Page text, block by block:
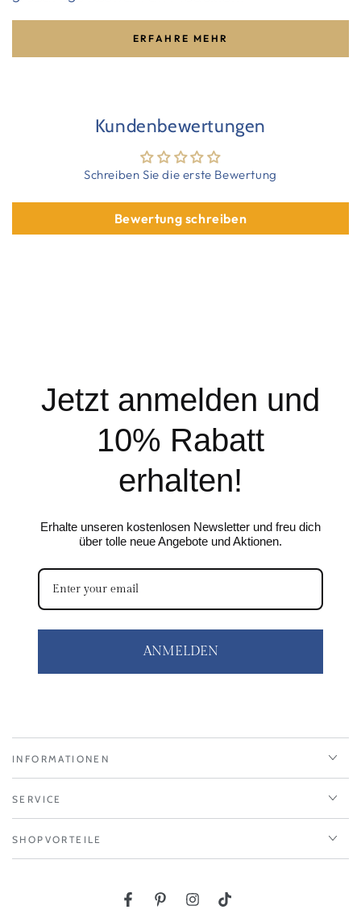
ERFAHRE MEHR
Kundenbewertungen
Schreiben Sie die erste Bewertung
Bewertung schreiben
Jetzt anmelden und
10% Rabatt
erhalten!
Erhalte unseren kostenlosen Newsletter und freu dich
über tolle neue Angebote und Aktionen.
ANMELDEN
INFORMATIONEN
SERVICE
SHOPVORTEILE
FacebookPinterestInstagram
TikTok